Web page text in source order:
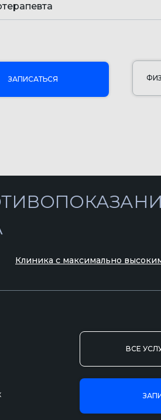
ЗАПИСАТЬСЯ
Клиника с максимально
ВСЕ
БЕВЗ», оказываются строго в